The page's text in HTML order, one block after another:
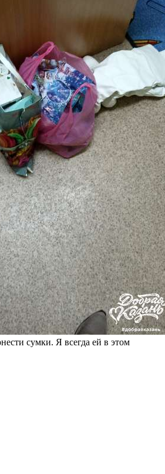
сумки. Я всегда ей в этом